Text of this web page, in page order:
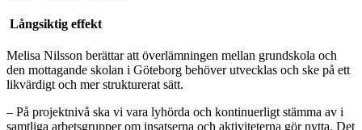
Långsiktig effekt
Melisa Nilsson berättar att överlämningen mellan grundskola och
den mottagande skolan i Göteborg behöver utvecklas och ske på ett
likvärdigt och mer strukturerat sätt.
– På projektnivå ska vi vara lyhörda och kontinuerligt stämma av i
samtliga arbetsgrupper om insatserna och aktiviteterna gör nytta. Det